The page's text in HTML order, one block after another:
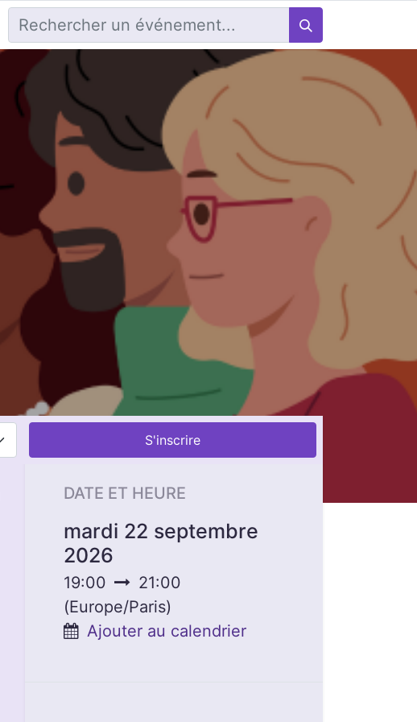
S'inscrire
DATE ET HEURE
mardi 22 septembre
2026
19:00
21:00
(Europe/Paris)
Ajouter au calendrier